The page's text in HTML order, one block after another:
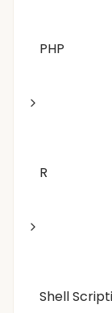
PHP
R
Shell